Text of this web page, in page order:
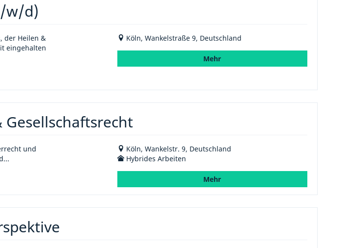
w/d)
der Heilen &
eingehalten
Köln, Wankelstraße 9, Deutschland
Mehr
und
Köln, Wankelstr. 9, Deutschland
Hybrides Arbeiten
Mehr